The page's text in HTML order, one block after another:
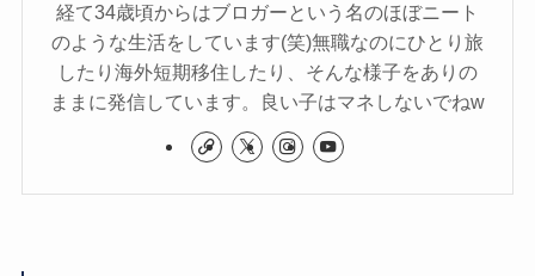
経て34歳頃からはブロガーという名のほぼニート
のような生活をしています(笑)無職なのにひとり旅
したり海外短期移住したり、そんな様子をありの
ままに発信しています。良い子はマネしないでねw